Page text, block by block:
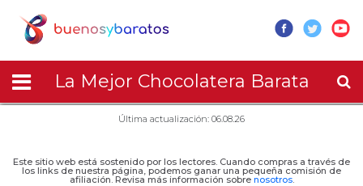
La Mejor Chocolatera Barata
Última actualización: 06.08.26
Este sitio web está sostenido por los lectores. Cuando compras a través de
los links de nuestra página, podemos ganar una pequeña comisión de
afiliación. Revisa más información sobre nosotros.